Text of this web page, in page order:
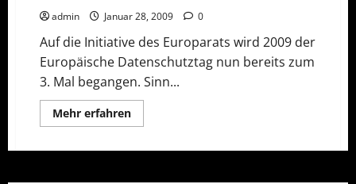
admin Januar 28, 2009 0
Auf die Initiative des Europarats wird 2009 der
Europäische Datenschutztag nun bereits zum
3. Mal begangen. Sinn...
Mehr erfahrenMehr
Informationen